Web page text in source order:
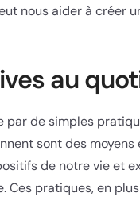
nous aider à créer
au
de simples
sont des
de notre vie et
pratiques, en plus